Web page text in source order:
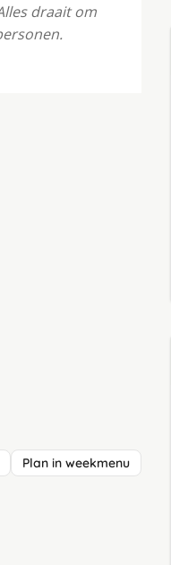
draait om
Plan in weekmenu